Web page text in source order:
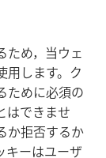
ため，当ウェ
用します。ク
ために必須の
はできませ
か拒否するか
キーはユーザ
しく言えるのは
じ，その任
確かに言えま
るのです。そ
た』とパウロ
『事柄を正